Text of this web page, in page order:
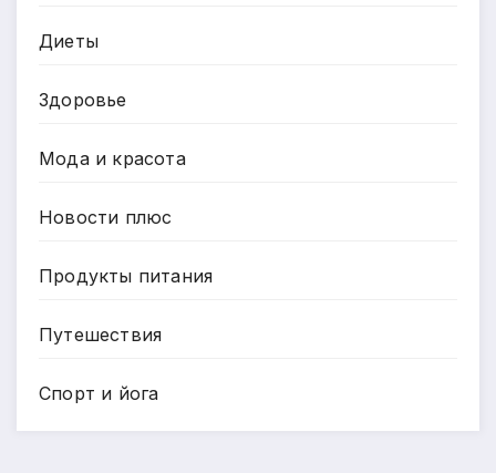
Диеты
Здоровье
Мода и красота
Новости плюс
Продукты питания
Путешествия
Спорт и йога